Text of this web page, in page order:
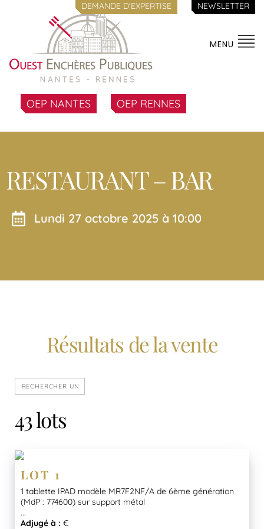
DEMANDE D'EXPERTISE NEWSLETTER
MENU
OEP NANTES OEP RENNES
RESTAURANT – BAR
lundi 27 octobre 2025 à 10:00
Résultats de la vente
43 lots
LOT 1
1 tablette IPAD modèle MR7F2NF/A de 6ème génération
(MdP : 774600) sur support métal
...
Adjugé à : €